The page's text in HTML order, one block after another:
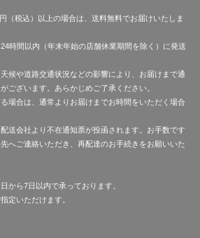
（税込）以上の場合は、送料無料でお届けいたしま
時間以内（年末年始の店舗休業期間を除く）に発送
候や道路交通状況などの影響により、お届けまで通
ございます。あらかじめご了承ください。
場合は、通常よりお届けまでお時間をいただく場合
送会社より不在通知票が投函されます。お手数です
へご連絡いただき、再配達のお手続きをお願いいた
から7日以内で承っております。
定いただけます。